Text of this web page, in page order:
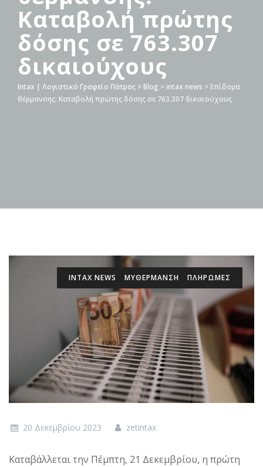
Καταβολή πρώτης
δόσης σε 763.307
δικαιούχους
Intax | Λογιστικό Γραφείο Πάτρας > Blog > intax news > Επίδομα
θέρμανσης: Καταβολή πρώτης δόσης σε 763.307 δικαιούχους
INTAX NEWS MYΘΈΡΜΑΝΣΗ ΠΛΗΡΩΜΕΣ
20 Δεκεμβρίου 2023 zetintax
Καταβάλλεται την Πέμπτη, 21 Δεκεμβρίου, η πρώτη